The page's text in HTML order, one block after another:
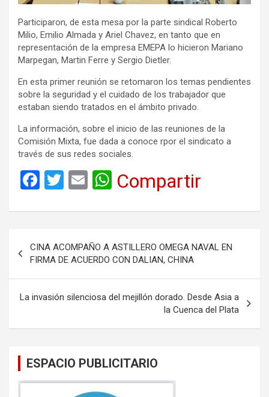
Participaron, de esta mesa por la parte sindical Roberto
Milio, Emilio Almada y Ariel Chavez, en tanto que en
representación de la empresa EMEPA lo hicieron Mariano
Marpegan, Martin Ferre y Sergio Dietler.
En esta primer reunión se retomaron los temas pendientes
sobre la seguridad y el cuidado de los trabajador que
estaban siendo tratados en el ámbito privado.
La información, sobre el inicio de las reuniones de la
Comisión Mixta, fue dada a conoce rpor el sindicato a
través de sus redes sociales.
F
ce
o
o
k
T
tt
E
ail
W
at
A
p
p
Compartir
de
entradas
CINA ACOMPAÑO A ASTILLERO OMEGA NAVAL EN
FIRMA DE ACUERDO CON DALIAN, CHINA
La invasión silenciosa del mejillón dorado. Desde Asia a
la Cuenca del Plata
ESPACIO PUBLICITARIO